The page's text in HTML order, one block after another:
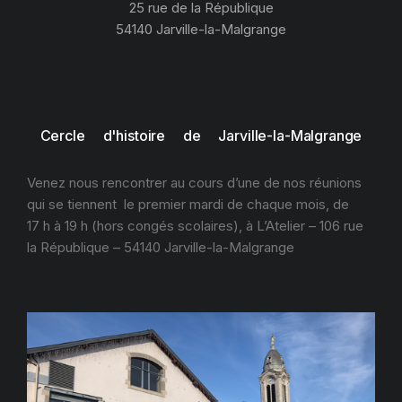
25 rue de la République
54140 Jarville-la-Malgrange
Cercle d'histoire de Jarville-la-Malgrange
Venez nous rencontrer au cours d’une de nos réunions
qui se tiennent le premier mardi de chaque mois, de
17 h à 19 h (hors congés scolaires), à L’Atelier – 106 rue
la République – 54140 Jarville-la-Malgrange